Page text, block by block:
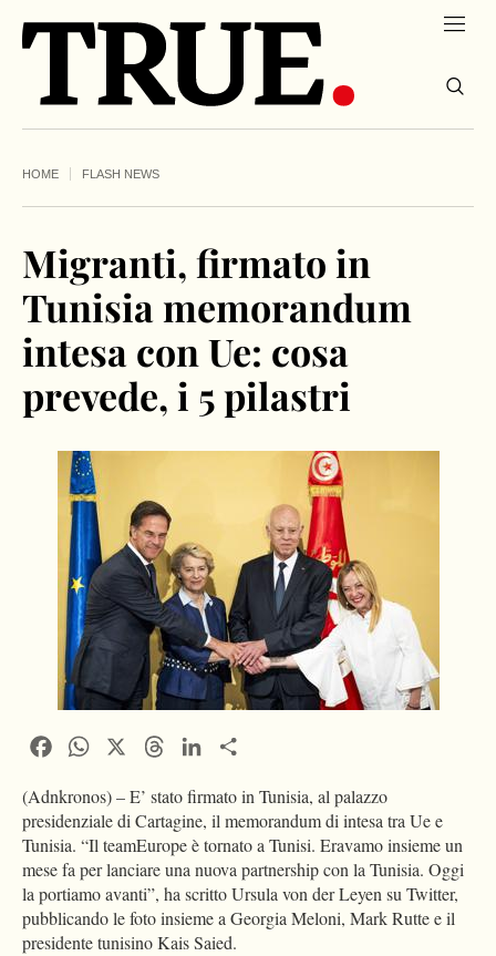
HOME FLASH NEWS
Migranti, firmato in
Tunisia memorandum
intesa con Ue: cosa
prevede, i 5 pilastri
FacebookWhatsApp ThreadsLinkedIn
(Adnkronos) – E’ stato firmato in Tunisia, al palazzo
presidenziale di Cartagine, il memorandum di intesa tra Ue e
Tunisia. “Il teamEurope è tornato a Tunisi. Eravamo insieme un
mese fa per lanciare una nuova partnership con la Tunisia. Oggi
la portiamo avanti”, ha scritto Ursula von der Leyen su Twitter,
pubblicando le foto insieme a Georgia Meloni, Mark Rutte e il
presidente tunisino Kais Saied.